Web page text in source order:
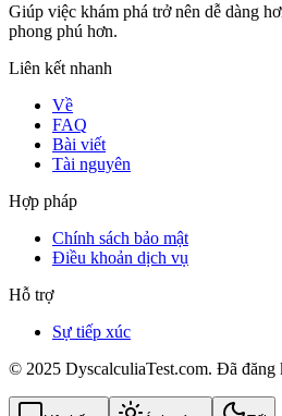
Giúp việc khám phá trở nên dễ dàng
phong phú hơn.
Liên kết nhanh
Về
FAQ
Bài viết
Tài nguyên
Hợp pháp
Chính sách bảo mật
Điều khoản dịch vụ
Hỗ trợ
Sự tiếp xúc
© 2025 DyscalculiaTest.com. Đã đăng